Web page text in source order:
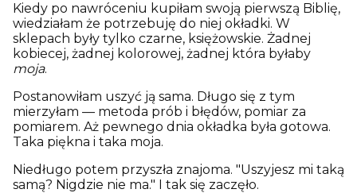
Kiedy po nawróceniu kupiłam swoją pierwszą Biblię,
wiedziałam że potrzebuję do niej okładki. W
sklepach były tylko czarne, księżowskie. Żadnej
kobiecej, żadnej kolorowej, żadnej która byłaby
moja.
Postanowiłam uszyć ją sama. Długo się z tym
mierzyłam — metoda prób i błędów, pomiar za
pomiarem. Aż pewnego dnia okładka była gotowa.
Taka piękna i taka moja.
Niedługo potem przyszła znajoma. "Uszyjesz mi taką
samą? Nigdzie nie ma." I tak się zaczęło.